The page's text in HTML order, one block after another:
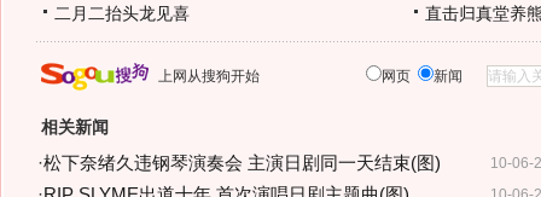
二月二抬头龙见喜 直击归真堂养
上网从搜狗开始 网页 新闻
相关新闻
10-06-
·松下奈绪久违钢琴演奏会 主演日剧同一天结束(图)